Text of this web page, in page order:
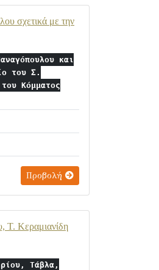
σχετικά με την
και
του Σ.
Κόμματος
Προβολή
Τ. Κεραμιανίδη
Τάβλα,